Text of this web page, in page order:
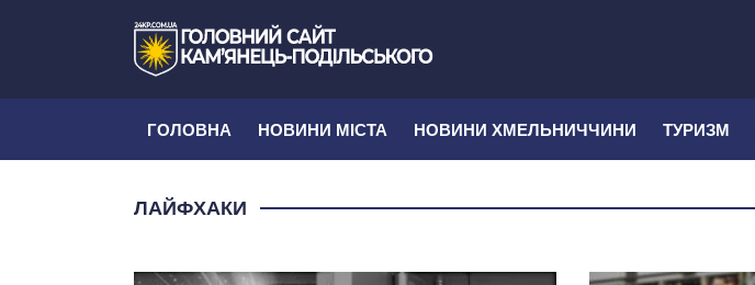
ГОЛОВНА НОВИНИ МІСТА НОВИНИ ХМЕЛЬНИЧЧИНИ ТУРИЗМ
ЛАЙФХАКИ